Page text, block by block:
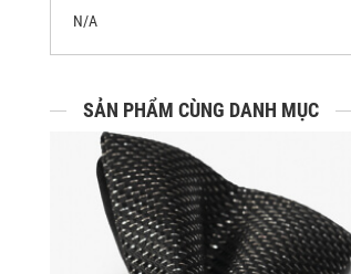
N/A
SẢN PHẨM CÙNG DANH MỤC